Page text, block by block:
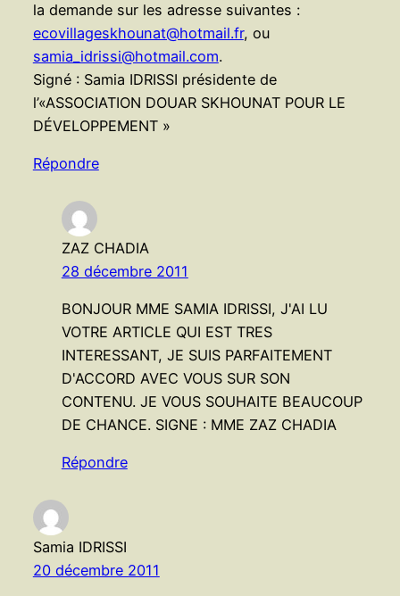
la demande sur les adresse suivantes :
ecovillageskhounat@hotmail.fr, ou
samia_idrissi@hotmail.com.
Signé : Samia IDRISSI présidente de
l’«ASSOCIATION DOUAR SKHOUNAT POUR LE
DÉVELOPPEMENT »
Répondre
ZAZ CHADIA
28 décembre 2011
BONJOUR MME SAMIA IDRISSI, J'AI LU
VOTRE ARTICLE QUI EST TRES
INTERESSANT, JE SUIS PARFAITEMENT
D'ACCORD AVEC VOUS SUR SON
CONTENU. JE VOUS SOUHAITE BEAUCOUP
DE CHANCE. SIGNE : MME ZAZ CHADIA
Répondre
Samia IDRISSI
20 décembre 2011